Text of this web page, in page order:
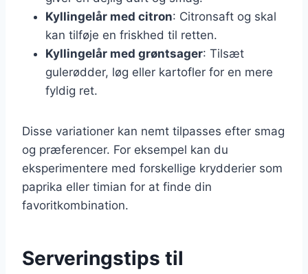
Kyllingelår med citron: Citronsaft og skal
kan tilføje en friskhed til retten.
Kyllingelår med grøntsager: Tilsæt
gulerødder, løg eller kartofler for en mere
fyldig ret.
Disse variationer kan nemt tilpasses efter smag
og præferencer. For eksempel kan du
eksperimentere med forskellige krydderier som
paprika eller timian for at finde din
favoritkombination.
Serveringstips til